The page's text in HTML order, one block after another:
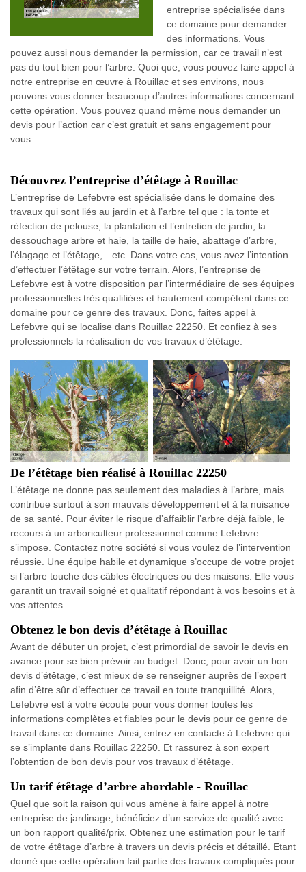
entreprise spécialisée dans
ce domaine pour demander
des informations. Vous
pouvez aussi nous demander la permission, car ce travail n’est
pas du tout bien pour l’arbre. Quoi que, vous pouvez faire appel à
notre entreprise en œuvre à Rouillac et ses environs, nous
pouvons vous donner beaucoup d’autres informations concernant
cette opération. Vous pouvez quand même nous demander un
devis pour l’action car c’est gratuit et sans engagement pour
vous.
Découvrez l’entreprise d’étêtage à Rouillac
L’entreprise de Lefebvre est spécialisée dans le domaine des
travaux qui sont liés au jardin et à l’arbre tel que : la tonte et
réfection de pelouse, la plantation et l’entretien de jardin, la
dessouchage arbre et haie, la taille de haie, abattage d’arbre,
l’élagage et l’étêtage,…etc. Dans votre cas, vous avez l’intention
d’effectuer l’étêtage sur votre terrain. Alors, l’entreprise de
Lefebvre est à votre disposition par l’intermédiaire de ses équipes
professionnelles très qualifiées et hautement compétent dans ce
domaine pour ce genre des travaux. Donc, faites appel à
Lefebvre qui se localise dans Rouillac 22250. Et confiez à ses
professionnels la réalisation de vos travaux d’étêtage.
De l’étêtage bien réalisé à Rouillac 22250
L’étêtage ne donne pas seulement des maladies à l’arbre, mais
contribue surtout à son mauvais développement et à la nuisance
de sa santé. Pour éviter le risque d’affaiblir l’arbre déjà faible, le
recours à un arboriculteur professionnel comme Lefebvre
s’impose. Contactez notre société si vous voulez de l’intervention
réussie. Une équipe habile et dynamique s’occupe de votre projet
si l’arbre touche des câbles électriques ou des maisons. Elle vous
garantit un travail soigné et qualitatif répondant à vos besoins et à
vos attentes.
Obtenez le bon devis d’étêtage à Rouillac
Avant de débuter un projet, c’est primordial de savoir le devis en
avance pour se bien prévoir au budget. Donc, pour avoir un bon
devis d’étêtage, c’est mieux de se renseigner auprès de l’expert
afin d’être sûr d’effectuer ce travail en toute tranquillité. Alors,
Lefebvre est à votre écoute pour vous donner toutes les
informations complètes et fiables pour le devis pour ce genre de
travail dans ce domaine. Ainsi, entrez en contacte à Lefebvre qui
se s’implante dans Rouillac 22250. Et rassurez à son expert
l’obtention de bon devis pour vos travaux d’étêtage.
Un tarif étêtage d’arbre abordable - Rouillac
Quel que soit la raison qui vous amène à faire appel à notre
entreprise de jardinage, bénéficiez d’un service de qualité avec
un bon rapport qualité/prix. Obtenez une estimation pour le tarif
de votre étêtage d’arbre à travers un devis précis et détaillé. Etant
donné que cette opération fait partie des travaux compliqués pour